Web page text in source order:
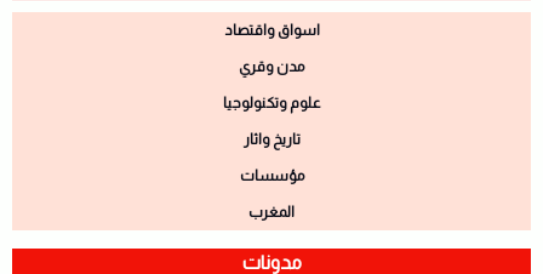
اسواق واقتصاد
مدن وقري
علوم وتكنولوجيا
تاريخ واثار
مؤسسات
المغرب
مدونات